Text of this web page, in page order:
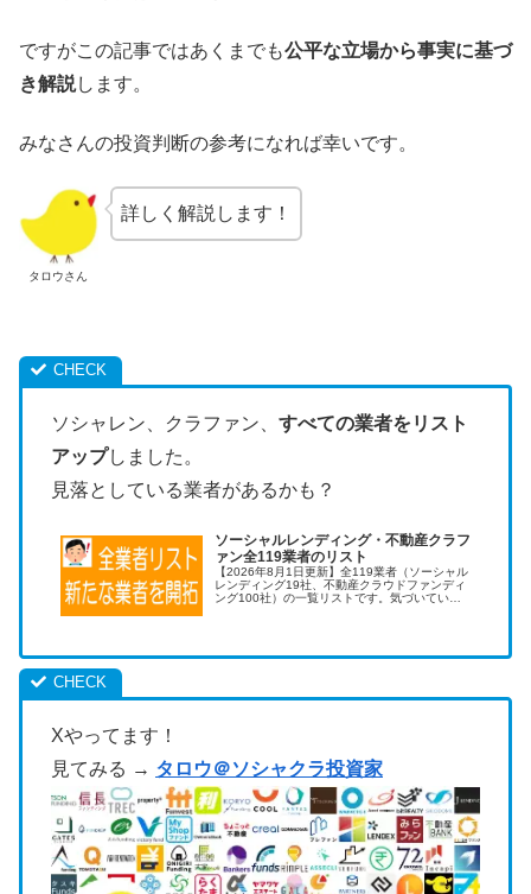
ですがこの記事ではあくまでも公平な立場から事実に基づ
き解説します。
みなさんの投資判断の参考になれば幸いです。
タロウさん
詳しく解説します！
ソシャレン、クラファン、 すべての業者をリスト
アップしました。
見落としている業者があるかも？
ソーシャルレンディング・不動産クラフ
ァン全119業者のリスト
【2026年8月1日更新】全119業者（ソーシャル
レンディング19社、不動産クラウドファンディ
ング100社）の一覧リストです。気づいていな
Xやってます！
見てみる → タロウ＠ソシャクラ投資家